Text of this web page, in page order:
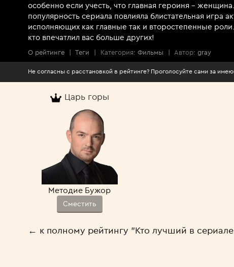
особенно если учесть, что главная героиня -
популярность сериала повлияла блистательная игра
исполняющих как главные так и второстепенные роли.
кто впечатлил вас больше других!
О рейтинге | Теги | Категория: Фильмы | Автор: gray
Не согласны с расстановкой в рейтинге? Проголосуйте сами за
Царь горы
Методие Бужор
Сместить
← к полному рейтингу "Кто лучший в